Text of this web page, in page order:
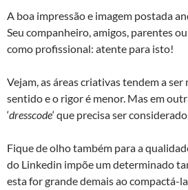
A boa impressão e imagem postada
Seu companheiro, amigos, parentes
como profissional: atente para isto!
Vejam, as áreas criativas tendem a
sentido e o rigor é menor. Mas em
‘dresscode‘ que precisa ser
Fique de olho também para a
do Linkedin impõe um determinado
esta for grande demais ao compactá-